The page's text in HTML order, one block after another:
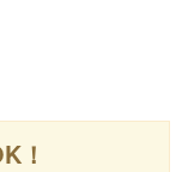
！